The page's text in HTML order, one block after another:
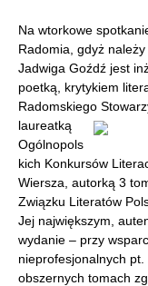
Na wtorkowe
Radomia, gdyż
Jadwiga Goźdź jest
poetką, krytykiem
Radomskiego
laureatką
Ogólnopols
kich Konkursów
Wiersza, autorką 3
Związku Literatów
Jej największym,
wydanie – przy
nieprofesjonalnych pt.
obszernych tomach